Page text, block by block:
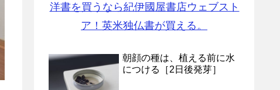
洋書を買うなら紀伊國屋書店ウェブスト
ア！英米独仏書が買える。
朝顔の種は、植える前に水
につける［2日後発芽］